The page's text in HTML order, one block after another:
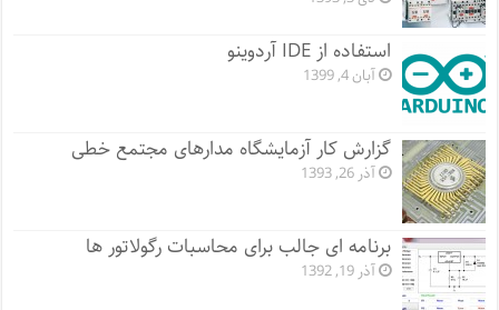
استفاده از IDE آردوینو
آبان 4, 1399
گزارش کار آزمایشگاه مدارهای مجتمع خطی
آذر 26, 1393
برنامه ای جالب برای محاسبات رگولاتور ها
آذر 19, 1392